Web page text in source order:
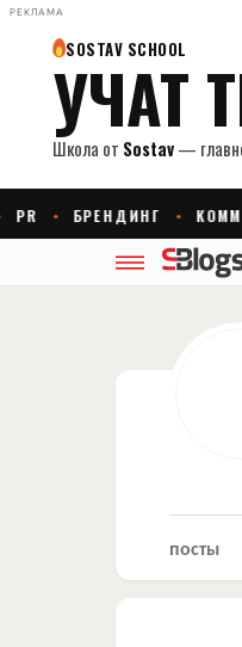
РЕКЛАМА
посты